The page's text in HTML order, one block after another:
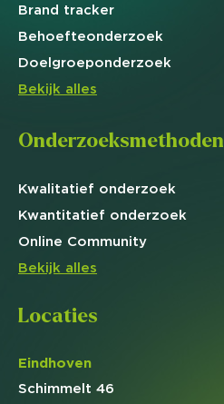
Brand tracker
Behoefteonderzoek
Doelgroeponderzoek
Bekijk alles
Onderzoeksmethoden
Kwalitatief onderzoek
Kwantitatief onderzoek
Online Community
Bekijk alles
Locaties
Eindhoven
Schimmelt 46